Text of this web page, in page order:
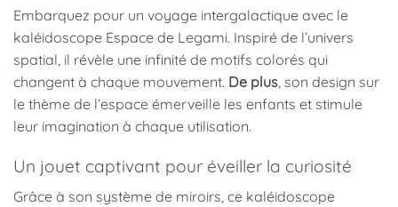
Embarquez pour un voyage intergalactique avec le
kaléidoscope Espace de Legami. Inspiré de l’univers
spatial, il révèle une infinité de motifs colorés qui
changent à chaque mouvement. De plus , son design sur
le thème de l’espace émerveille les enfants et stimule
leur imagination à chaque utilisation.
Un jouet captivant pour éveiller la curiosité
Grâce à son système de miroirs, ce kaléidoscope